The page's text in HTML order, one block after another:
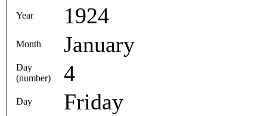
Year 1924
Month January
Day
(number)
4
Day Friday